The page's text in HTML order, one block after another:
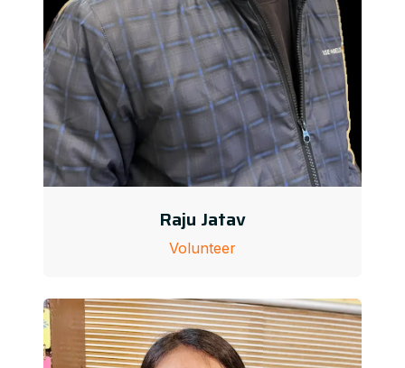
Raju Jatav
Volunteer